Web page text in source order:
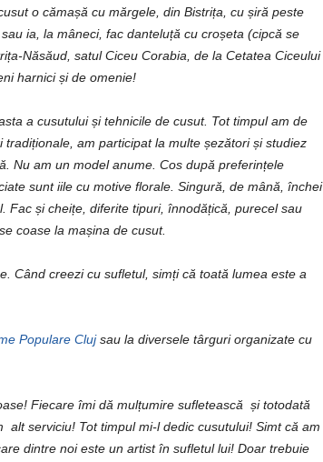
o cămașă cu mărgele, din Bistrița, cu șiră peste
ia, la mâneci, fac danteluță cu croșeta (cipcă se
Năsăud, satul Ciceu Corabia, de la Cetatea Ciceului
harnici și de omenie!
a cusutului și tehnicile de cusut. Tot timpul am de
am participat la multe șezători și studiez
Nu am un model anume. Cos după preferințele
sunt iile cu motive florale. Singură, de mână, închei
Fac și cheițe, diferite tipuri, înnodățică, purecel sau
coase la mașina de cusut.
Când creezi cu sufletul, simți că toată lumea este a
Populare Clujsau la diversele târguri organizate cu
Fiecare îmi dă mulțumire sufletească și totodată
serviciu! Tot timpul mi-l dedic cusutului! Simt că am
dintre noi este un artist în sufletul lui! Doar trebuie